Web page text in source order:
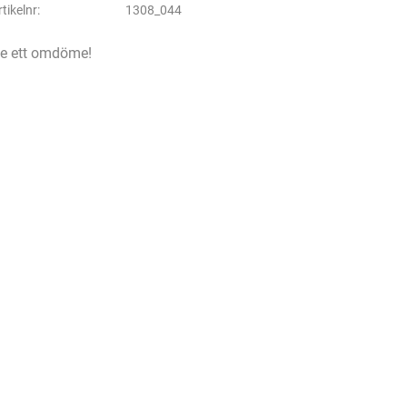
1308_044
ett omdöme!